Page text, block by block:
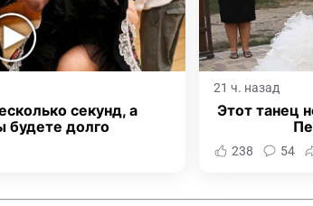
секунд, а
будете долго
21 ч. назад
Этот танец
238 54